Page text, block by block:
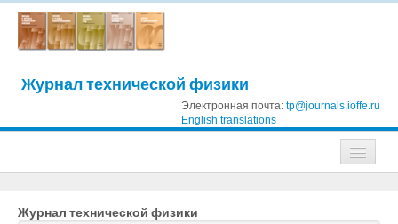
Журнал технической физики
Электронная почта: tp@journals.ioffe.ru
English translations
Журнал технической физики
Журнал технической физики